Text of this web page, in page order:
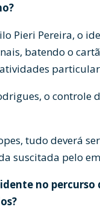
Pieri Pereira, o
batendo o
o controle
tudo deverá
suscitada pelo
no